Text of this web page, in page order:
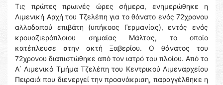
Τις πρώτες πρωινές ώρες σήμερα, ενημερώθηκε η
Λιμενική Αρχή του Τζελέπη για το θάνατο ενός 72χρονου
αλλοδαπού επιβάτη (υπήκοος Γερμανίας), εντός ενός
κρουαζιερόπλοιου σημαίας Μάλτας, το οποίο
κατέπλευσε στην ακτή Ξαβερίου. Ο θάνατος του
72χρονου διαπιστώθηκε από τον ιατρό του πλοίου. Από το
Α΄ Λιμενικό Τμήμα Τζελέπη του Κεντρικού Λιμεναρχείου
Πειραιά που διενεργεί την προανάκριση, παραγγέλθηκε η